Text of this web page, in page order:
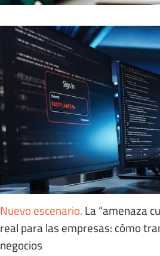
Nuevo escenario. La “amenaza
real para las empresas: cómo
negocios